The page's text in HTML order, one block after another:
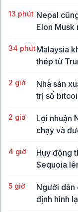
13 phút Nepal
Elon Musk
34 phútMalaysia
thép từ
2 giờ
Nhà sản
trị số
2 giờ
Lợi nhuận
chạy và
4 giờ
Huy động
Sequoia
5 giờ
Người dân
định hình